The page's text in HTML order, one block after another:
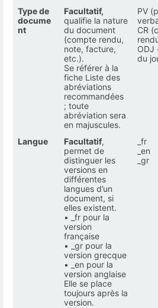
Type de
docume
nt
Facultatif,
qualifie la nature
du document
(compte rendu,
note, facture,
etc.).
Se référer à la
fiche Liste des
abréviations
recommandées
; toute
abréviation sera
en majuscules.
PV
CR
ODJ
du
Langue Facultatif,
permet de
distinguer les
versions en
différentes
langues d’un
document, si
elles existent.
• _fr pour la
version
française
• _gr pour la
version grecque
• _en pour la
version anglaise
Elle se place
toujours après la
version.
_fr
_en
_gr